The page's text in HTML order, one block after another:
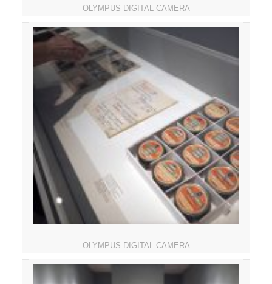
OLYMPUS DIGITAL CAMERA
OLYMPUS DIGITAL CAMERA